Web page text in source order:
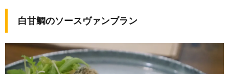
白甘鯛のソースヴァンブラン